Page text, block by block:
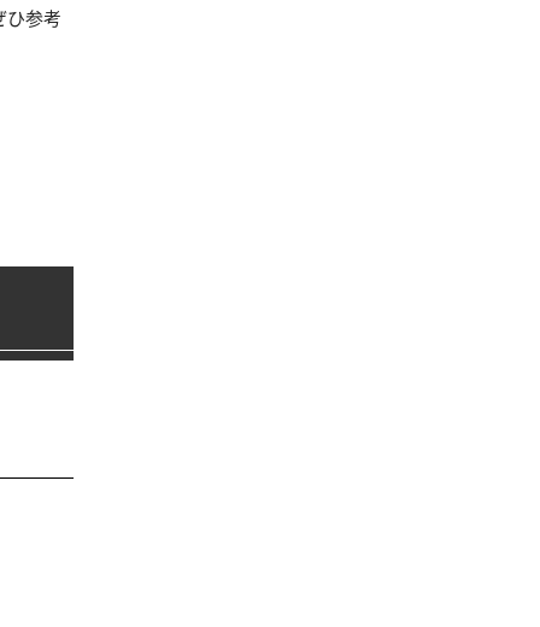
ひ参考